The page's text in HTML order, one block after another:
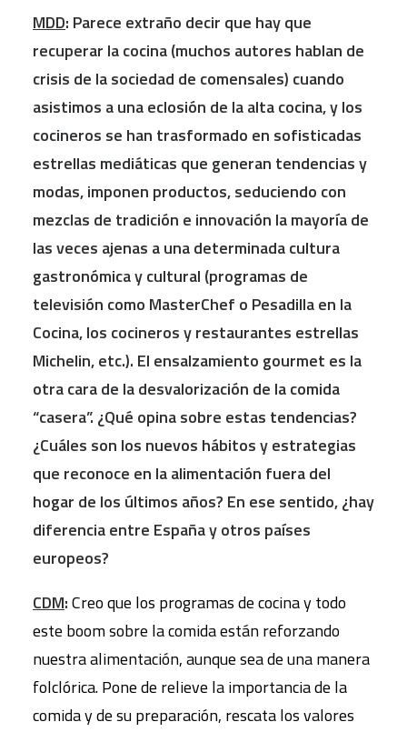
MDD: Parece extraño decir que hay que
recuperar la cocina (muchos autores hablan de
crisis de la sociedad de comensales) cuando
asistimos a una eclosión de la alta cocina, y los
cocineros se han trasformado en sofisticadas
estrellas mediáticas que generan tendencias y
modas, imponen productos, seduciendo con
mezclas de tradición e innovación la mayoría de
las veces ajenas a una determinada cultura
gastronómica y cultural (programas de
televisión como MasterChef o Pesadilla en la
Cocina, los cocineros y restaurantes estrellas
Michelin, etc.). El ensalzamiento gourmet es la
otra cara de la desvalorización de la comida
“casera”. ¿Qué opina sobre estas tendencias?
¿Cuáles son los nuevos hábitos y estrategias
que reconoce en la alimentación fuera del
hogar de los últimos años? En ese sentido, ¿hay
diferencia entre España y otros países
europeos?
CDM:Creo que los programas de cocina y todo
este boom sobre la comida están reforzando
nuestra alimentación, aunque sea de una manera
folclórica. Pone de relieve la importancia de la
comida y de su preparación, rescata los valores